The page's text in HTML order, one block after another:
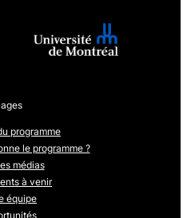
programme
le programme ?
médias
à venir
équipe